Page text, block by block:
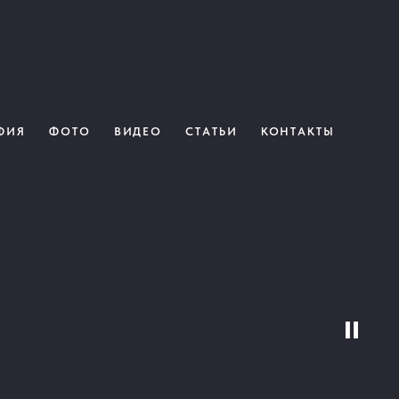
ФОТО ВИДЕО СТАТЬИ КОНТАКТЫ